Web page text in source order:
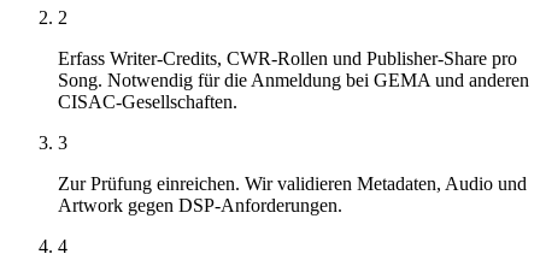
2
Erfass Writer-Credits, CWR-Rollen und Publisher-Share pro
Song. Notwendig für die Anmeldung bei GEMA und anderen
CISAC-Gesellschaften.
3
Zur Prüfung einreichen. Wir validieren Metadaten, Audio und
Artwork gegen DSP-Anforderungen.
4